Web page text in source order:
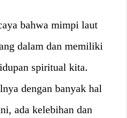
bahwa mimpi laut
dalam dan memiliki
spiritual kita.
dengan banyak hal
ada kelebihan dan